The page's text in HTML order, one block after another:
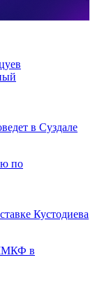
в Суздале
Кустодиева